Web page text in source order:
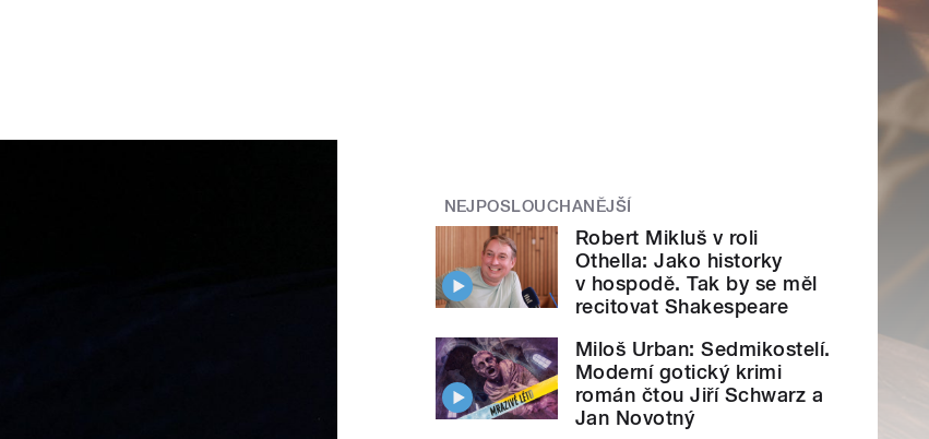
NEJPOSLOUCHANĚJŠÍ
Robert Mikluš v roli
Othella: Jako historky
v hospodě. Tak by se měl
recitovat Shakespeare
Miloš Urban: Sedmikostelí.
Moderní gotický krimi
román čtou Jiří Schwarz a
Jan Novotný